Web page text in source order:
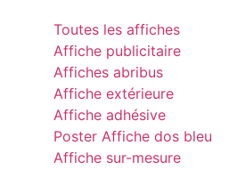
Toutes les affiches
Affiche publicitaire
Affiches abribus
Affiche extérieure
Affiche adhésive
Poster Affiche dos bleu
Affiche sur-mesure